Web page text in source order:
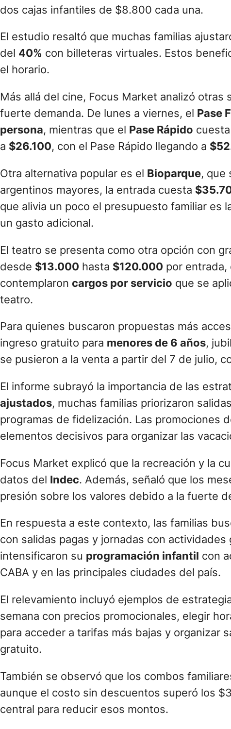
dos cajas infantiles de $8.800 cada una.
El estudio resaltó que muchas familias
del 40% con billeteras virtuales. Estos
el horario.
Más allá del cine, Focus Market analizó otras
fuerte demanda. De lunes a viernes, el Pase
persona, mientras que el Pase Rápido cuesta
a $26.100, con el Pase Rápido llegando a
Otra alternativa popular es el Bioparque, que
argentinos mayores, la entrada cuesta
que alivia un poco el presupuesto familiar es
un gasto adicional.
El teatro se presenta como otra opción con
desde $13.000 hasta $120.000 por entrada,
contemplaron cargos por servicio que se
teatro.
Para quienes buscaron propuestas más
ingreso gratuito para menores de 6 años,
se pusieron a la venta a partir del 7 de julio,
El informe subrayó la importancia de las
ajustados, muchas familias priorizaron
programas de fidelización. Las promociones
elementos decisivos para organizar las
Focus Market explicó que la recreación y la
datos del Indec. Además, señaló que los
presión sobre los valores debido a la fuerte
En respuesta a este contexto, las familias
con salidas pagas y jornadas con
intensificaron su programación infantil con
CABA y en las principales ciudades del país.
El relevamiento incluyó ejemplos de
semana con precios promocionales, elegir
para acceder a tarifas más bajas y organizar
gratuito.
También se observó que los combos
aunque el costo sin descuentos superó los
central para reducir esos montos.